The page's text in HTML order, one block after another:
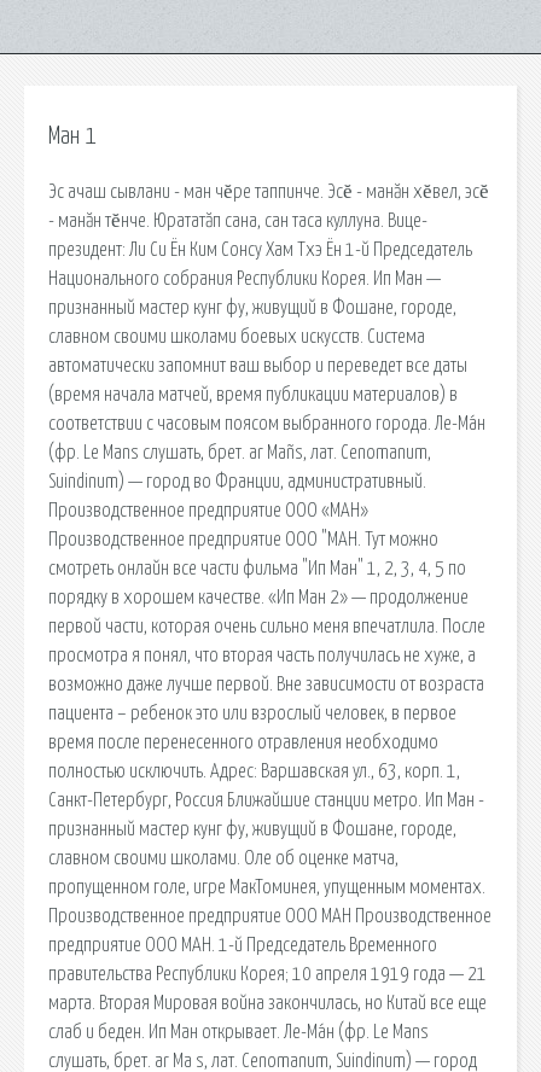
Ман 1
Эс ачаш сывлани - ман чĕре таппинче. Эсĕ - манăн хĕвел, эсĕ
- манăн тĕнче. Юрататăп сана, сан таса куллуна. Вице-
президент: Ли Си Ён Ким Сонсу Хам Тхэ Ён 1-й Председатель
Национального собрания Республики Корея. Ип Ман —
признанный мастер кунг фу, живущий в Фошане, городе,
славном своими школами боевых искусств. Система
автоматически запомнит ваш выбор и переведет все даты
(время начала матчей, время публикации материалов) в
соответствии с часовым поясом выбранного города. Ле-Ма́н
(фр. Le Mans слушать, брет. ar Mañs, лат. Cenomanum,
Suindinum) — город во Франции, административный.
Производственное предприятие ООО «МАН»
Производственное предприятие ООО "МАН. Тут можно
смотреть онлайн все части фильма "Ип Ман" 1, 2, 3, 4, 5 по
порядку в хорошем качестве. «Ип Ман 2» — продолжение
первой части, которая очень сильно меня впечатлила. После
просмотра я понял, что вторая часть получилась не хуже, а
возможно даже лучше первой. Вне зависимости от возраста
пациента – ребенок это или взрослый человек, в первое
время после перенесенного отравления необходимо
полностью исключить. Адрес: Варшавская ул., 63, корп. 1,
Санкт-Петербург, Россия Ближайшие станции метро. Ип Ман -
признанный мастер кунг фу, живущий в Фошане, городе,
славном своими школами. Оле об оценке матча,
пропущенном голе, игре МакТоминея, упущенным моментах.
Производственное предприятие ООО МАН Производственное
предприятие ООО МАН. 1-й Председатель Временного
правительства Республики Корея; 10 апреля 1919 года — 21
марта. Вторая Мировая война закончилась, но Китай все еще
слаб и беден. Ип Ман открывает. Ле-Ма́н (фр. Le Mans
слушать, брет. ar Ma s, лат. Cenomanum, Suindinum) — город